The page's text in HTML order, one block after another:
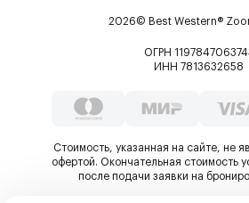
2026© Best Western®
ОГРН
ИНН 7813632658
Стоимость, указанная на сайте, не
офертой. Окончательная стоимость
после подачи заявки на